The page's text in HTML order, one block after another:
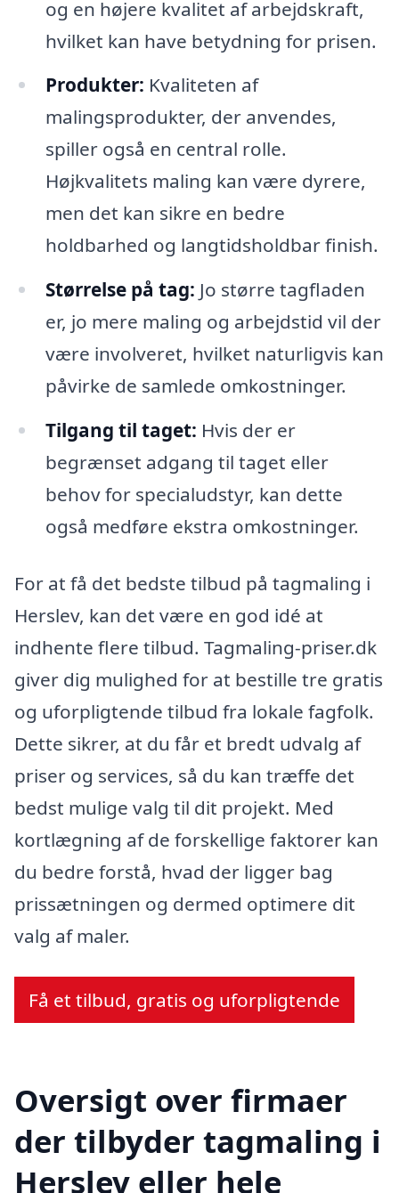
og en højere kvalitet af arbejdskraft,
hvilket kan have betydning for prisen.
Produkter: Kvaliteten af
malingsprodukter, der anvendes,
spiller også en central rolle.
Højkvalitets maling kan være dyrere,
men det kan sikre en bedre
holdbarhed og langtidsholdbar finish.
Størrelse på tag: Jo større tagfladen
er, jo mere maling og arbejdstid vil der
være involveret, hvilket naturligvis kan
påvirke de samlede omkostninger.
Tilgang til taget: Hvis der er
begrænset adgang til taget eller
behov for specialudstyr, kan dette
også medføre ekstra omkostninger.
For at få det bedste tilbud på tagmaling i
Herslev, kan det være en god idé at
indhente flere tilbud. Tagmaling-priser.dk
giver dig mulighed for at bestille tre gratis
og uforpligtende tilbud fra lokale fagfolk.
Dette sikrer, at du får et bredt udvalg af
priser og services, så du kan træffe det
bedst mulige valg til dit projekt. Med
kortlægning af de forskellige faktorer kan
du bedre forstå, hvad der ligger bag
prissætningen og dermed optimere dit
valg af maler.
Få et tilbud, gratis og uforpligtende
Oversigt over firmaer
der tilbyder tagmaling i
Herslev eller hele